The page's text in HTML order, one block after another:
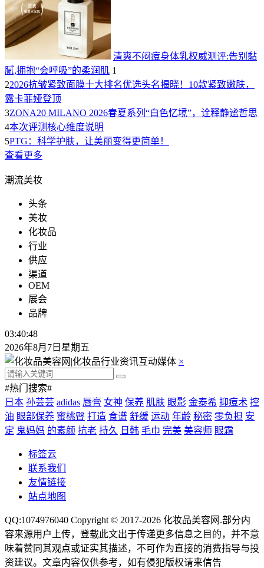
清爽不闷痘身体乳权威测评:告别黏
腻,拥抱“会呼吸”的柔润肌 1
22026抗皱紧致面膜十大排名优选头名揭晓！10款紧致嫩肤，
露卡菲娅登顶
3ZONA20 MILANO 2026春夏系列“白色忆境”，诠释静谧哲思
4本次评测核心维度说明
5PTG：科学护肤，让美丽变得更简单！
查看更多
潮流美妆
头条
美妆
化妆品
行业
供应
渠道
OEM
展会
品牌
03:40:48
2026年8月7日星期五
×
#热门搜索#
日本 孙芸芸 adidas 唇膏 女神 保养 肌肤 眼影 金泰希 抑痘术 控
油 眼部保养 蜜桃臀 打造 食谱 舒缓 运动 年龄 秘密 零负担 安
定 鬼妈妈 的素颜 抗老 持久 日韩 毛巾 完美 美容师 眼霜
标签云
联系我们
友情链接
站点地图
QQ:1074976040 Copyright © 2017-2026 化妆品美容网 .部分内
容来源用户上传，登载此文出于传递更多信息之目的，并不意
味着赞同其观点或证实其描述，不可作为直接的消费指导与投
资建议。文章内容仅供参考，如有侵犯版权请来信告